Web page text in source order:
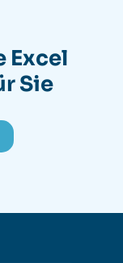
Excel
Sie